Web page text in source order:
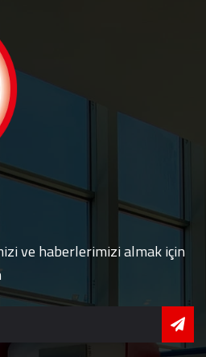
ve haberlerimizi almak için